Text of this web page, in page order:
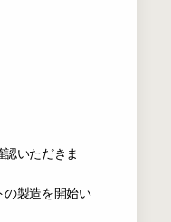
いただきま
の製造を開始い